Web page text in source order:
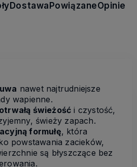
Dostawa PowiązaneOpinie
nawet najtrudniejsze
wapienne.
świeżość i czystość,
świeży zapach.
formułę, która
powstawania zacieków,
są błyszczące bez